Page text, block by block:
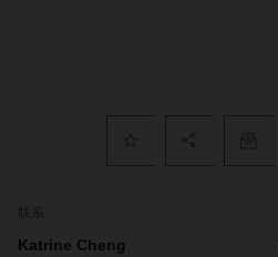
Katrine Cheng